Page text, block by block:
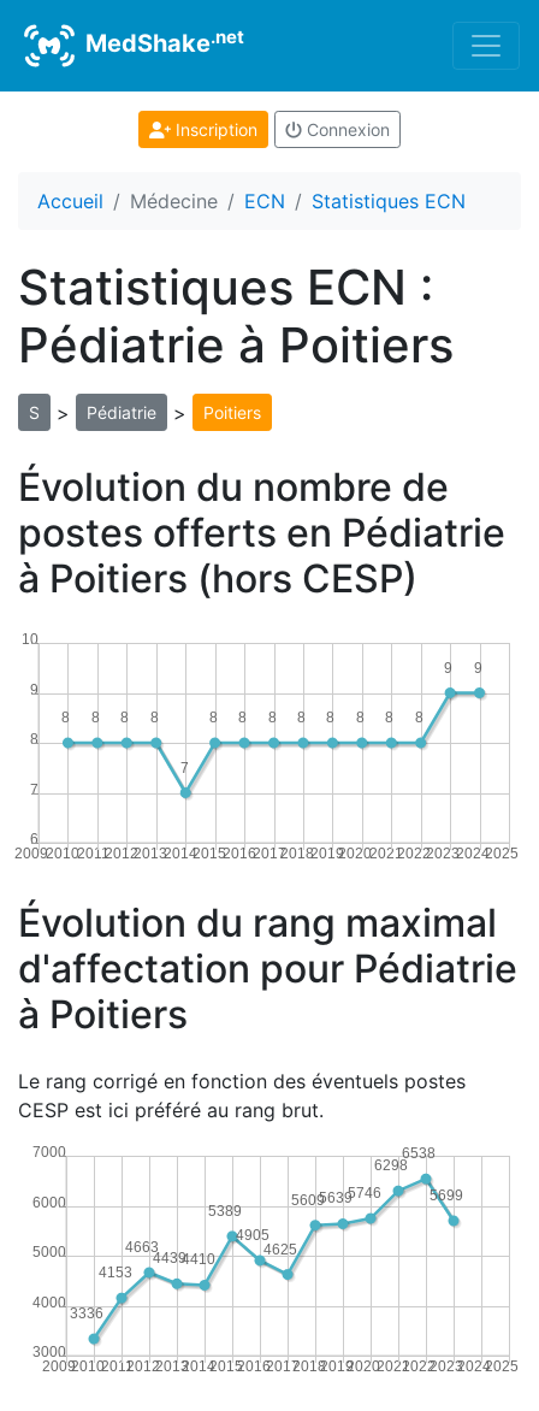
MedShake.net
Inscription Connexion
Accueil Médecine ECN Statistiques ECN
Statistiques ECN :
Pédiatrie à Poitiers
S > Pédiatrie > Poitiers
Évolution du nombre de
postes offerts en Pédiatrie
à Poitiers (hors CESP)
20092010201120122013201420152016201720182019202020212022202320242025
6
7
8
9
10
9
9
8
8
8
8
8
8
8
8
7
8
8
8
8
Évolution du rang maximal
d'affectation pour Pédiatrie
à Poitiers
Le rang corrigé en fonction des éventuels postes
CESP est ici préféré au rang brut.
20092010201120122013201420152016201720182019202020212022202320242025
3000
4000
5000
6000
7000
5699
6538
6298
5746
5639
5609
4625
4905
5389
4410
4439
4663
4153
3336